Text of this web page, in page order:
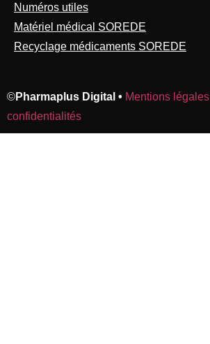
Numéros utiles
Matériel médical SOREDE
Recyclage médicaments SOREDE
©Pharmaplus Digital • Mentions légales
confidentialités